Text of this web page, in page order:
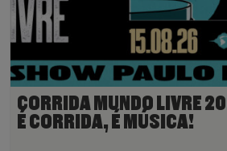
CORRIDA MUNDO LIVRE
É CORRIDA, É MÚSICA!